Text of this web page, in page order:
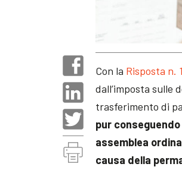
Con la Risposta n.
dall’imposta sulle
trasferimento di
pur
assemblea
causa della